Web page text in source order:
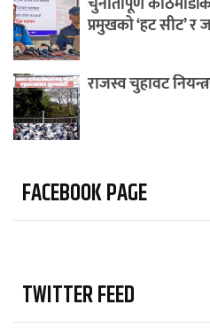
प्रमुखको ‘हट सीट’ र
राजस्व चुहावट
FACEBOOK PAGE
TWITTER FEED